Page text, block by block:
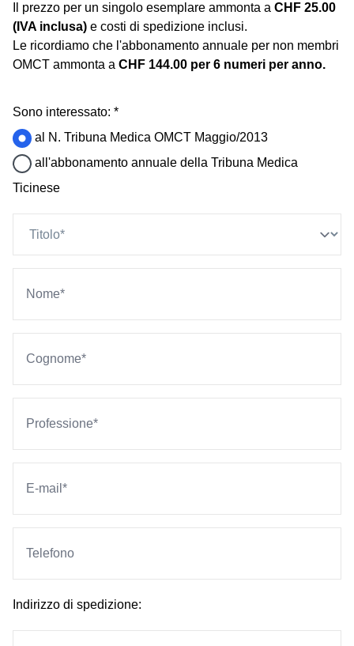
Il prezzo per un singolo esemplare ammonta a CHF 25.00
(IVA inclusa) e costi di spedizione inclusi.
Le ricordiamo che l'abbonamento annuale per non membri
OMCT ammonta a CHF 144.00 per 6 numeri per anno.
Sono interessato: *
al N. Tribuna Medica OMCT Maggio/2013
all'abbonamento annuale della Tribuna Medica
Ticinese
Indirizzo di spedizione: